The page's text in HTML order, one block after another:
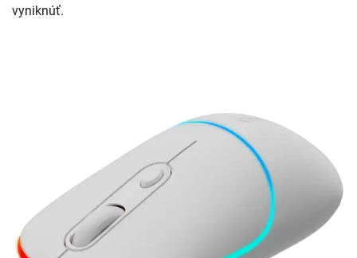
vyniknúť.